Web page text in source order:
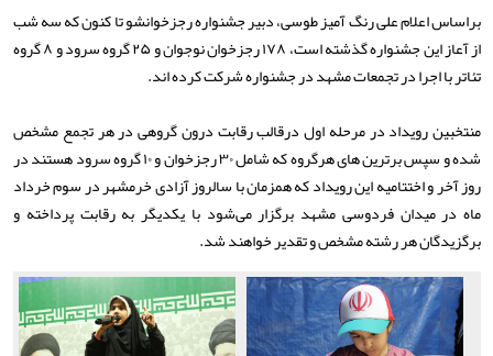
براساس اعلام علی رنگ آمیز طوسی، دبیر جشنواره رجزخوانشو تا کنون که سه شب
از آعاز این جشنواره گذشته است، ۱۷۸ رجزخوان نوجوان و ۲۵ گروه سرود و ۸ گروه
تئاتر با اجرا در تجمعات مشهد در جشنواره شرکت کرده اند.
منتخبین رویداد در مرحله اول درقالب رقابت درون گروهی در هر تجمع مشخص
شده و سپس برترین های هرگروه که شامل ۳۰ رجزخوان و ۱۰ گروه سرود هستند در
روز آخر و اختتامیه این رویداد که همزمان با سالروز آزادی خرمشهر در سوم خرداد
ماه در میدان فردوسی مشهد برگزار می‌شود با یکدیگر به رقابت پرداخته و
برگزیدگان هر رشته مشخص و تقدیر خواهند شد‌.